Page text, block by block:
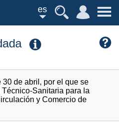
es
30 de abril, por el que se
Sanitaria para la
y Comercio de